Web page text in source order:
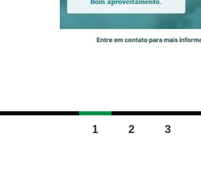
Navegação
1 2 3